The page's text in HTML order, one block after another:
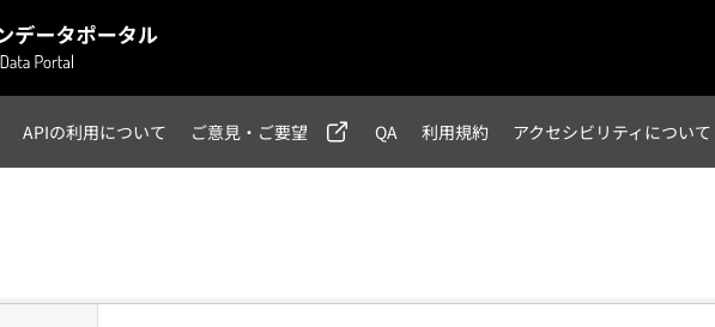
APIの利用について ご意見・ご要望 QA 利用規約 アクセシビリティについて